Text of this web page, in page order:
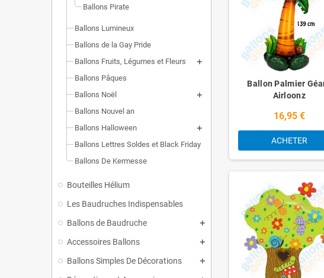
Ballons Pirate
Ballons Lumineux
Ballons de la Gay Pride
Ballons Fruits, Légumes et Fleurs
Ballons Pâques
Ballons Noël
Ballons Nouvel an
Ballons Halloween
Ballons Lettres Soldes et Black Friday
Ballons De Kermesse
Bouteilles Hélium
Les Baudruches Indispensables
Ballons de Baudruche
Accessoires Ballons
Ballons Simples De Décorations
Ballon Palmier
Airloonz
16,95 €
ACHETER